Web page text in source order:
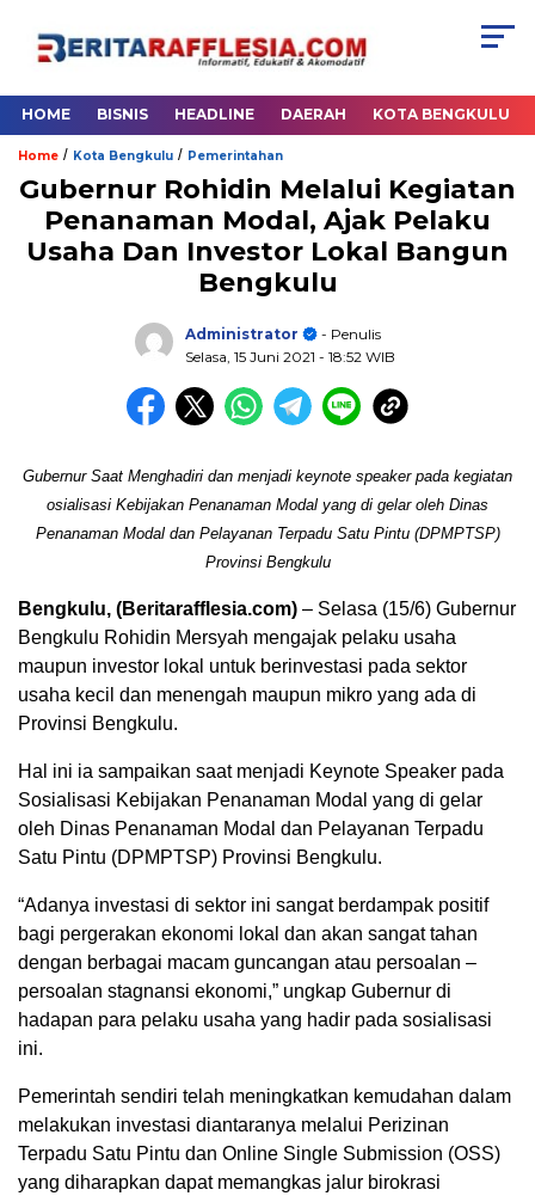
HOME BISNIS HEADLINE DAERAH KOTA BENGKULU
Home / Kota Bengkulu / Pemerintahan
Gubernur Rohidin Melalui Kegiatan
Penanaman Modal, Ajak Pelaku
Usaha Dan Investor Lokal Bangun
Bengkulu
Administrator
- Penulis
Selasa, 15 Juni 2021 - 18:52 WIB
Gubernur Saat Menghadiri dan menjadi keynote speaker pada kegiatan
osialisasi Kebijakan Penanaman Modal yang di gelar oleh Dinas
Penanaman Modal dan Pelayanan Terpadu Satu Pintu (DPMPTSP)
Provinsi Bengkulu
Bengkulu, (Beritarafflesia.com) – Selasa (15/6) Gubernur
Bengkulu Rohidin Mersyah mengajak pelaku usaha
maupun investor lokal untuk berinvestasi pada sektor
usaha kecil dan menengah maupun mikro yang ada di
Provinsi Bengkulu.
Hal ini ia sampaikan saat menjadi Keynote Speaker pada
Sosialisasi Kebijakan Penanaman Modal yang di gelar
oleh Dinas Penanaman Modal dan Pelayanan Terpadu
Satu Pintu (DPMPTSP) Provinsi Bengkulu.
“Adanya investasi di sektor ini sangat berdampak positif
bagi pergerakan ekonomi lokal dan akan sangat tahan
dengan berbagai macam guncangan atau persoalan –
persoalan stagnansi ekonomi,” ungkap Gubernur di
hadapan para pelaku usaha yang hadir pada sosialisasi
ini.
Pemerintah sendiri telah meningkatkan kemudahan dalam
melakukan investasi diantaranya melalui Perizinan
Terpadu Satu Pintu dan Online Single Submission (OSS)
yang diharapkan dapat memangkas jalur birokrasi